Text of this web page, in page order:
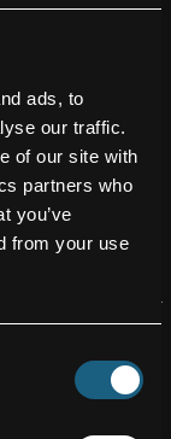
ads, to
our traffic.
of our site with
partners who
you’ve
from your use
Know-how,
und
und -
von
ist das neue
das Ambiente der
der
durch
Kabinentüren